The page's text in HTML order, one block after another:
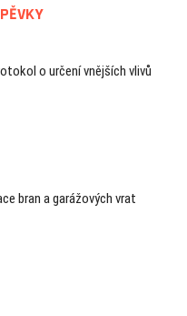
o určení vnějších vlivů
bran a garážových vrat